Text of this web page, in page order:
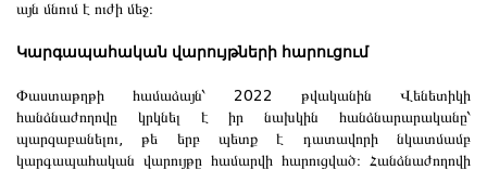
այն մնում է ուժի մեջ։
Կարգապահական վարույթների հարուցում
Փաստաթղթի համաձայն՝ 2022 թվականին Վենետիկի
հանձնաժողովը կրկնել է իր նախկին հանձնարարականը՝
պարզաբանելու, թե երբ պետք է դատավորի նկատմամբ
կարգապահական վարույթը համարվի հարուցված։ Հանձնաժողովի